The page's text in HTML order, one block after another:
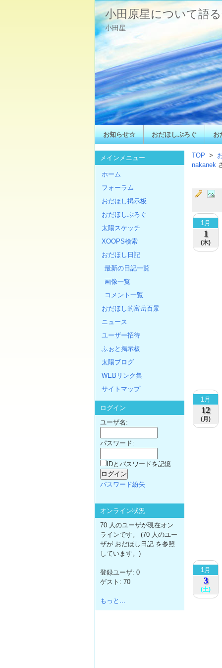
小田原星について語
小田星
お知らせ☆ おだほしぶろぐ お
TOP >
nakanek
1月
1
(木)
1月
12
(月)
1月
3
(土)
メインメニュー
ホーム
フォーラム
おだほし掲示板
おだほしぶろぐ
太陽スケッチ
XOOPS検索
おだほし日記
最新の日記一覧
画像一覧
コメント一覧
おだほし的富岳百景
ニュース
ユーザー招待
ふぉと掲示板
太陽ブログ
WEBリンク集
サイトマップ
ログイン
ユーザ名:
パスワード:
IDとパスワードを記憶
パスワード紛失
オンライン状況
70 人のユーザが現在オン
ラインです。 (70 人のユー
ザが おだほし日記 を参照
しています。)
登録ユーザ: 0
ゲスト: 70
もっと...